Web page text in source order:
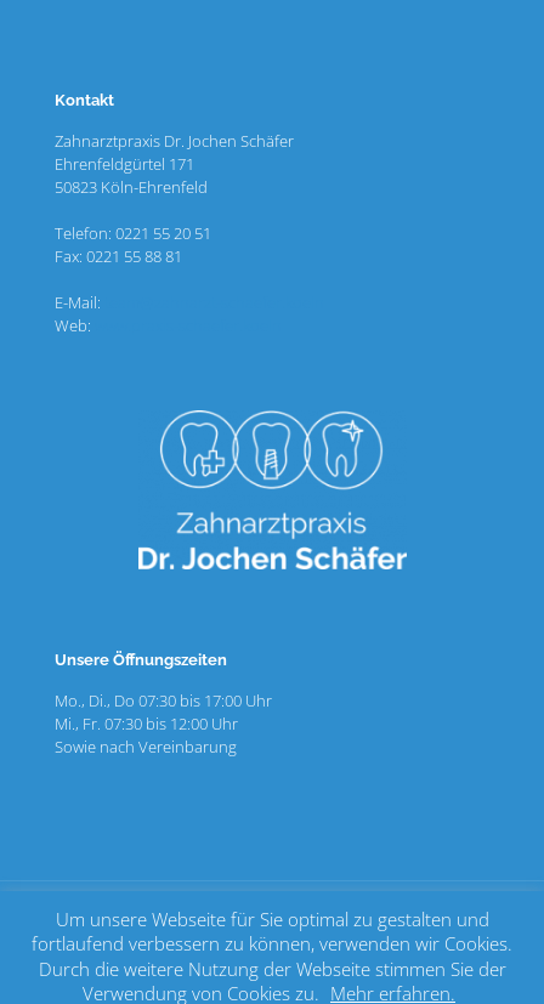
Kontakt
Zahnarztpraxis Dr. Jochen Schäfer
Ehrenfeldgürtel 171
50823 Köln-Ehrenfeld
Telefon: 0221 55 20 51
Fax: 0221 55 88 81
E-Mail:
Web:
Unsere Öffnungszeiten
Mo., Di., Do 07:30 bis 17:00 Uhr
Mi., Fr. 07:30 bis 12:00 Uhr
Sowie nach Vereinbarung
Home.Kontakt.Impressum . Datenschutz.Login
Um unsere Webseite für Sie optimal zu gestalten und
fortlaufend verbessern zu können, verwenden wir Cookies.
Durch die weitere Nutzung der Webseite stimmen Sie der
Verwendung von Cookies zu. Mehr erfahren.